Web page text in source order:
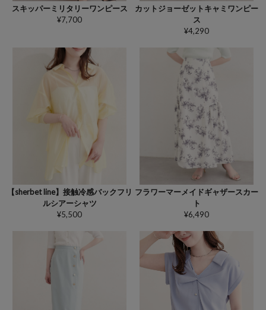
スキッパーミリタリーワンピース
¥7,700
カットジョーゼットキャミワンピー
ス
¥4,290
【sherbet line】接触冷感バックフリ
ルシアーシャツ
¥5,500
フラワーマーメイドギャザースカー
ト
¥6,490